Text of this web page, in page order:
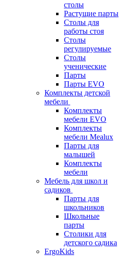
столы
Растущие парты
Столы для
работы стоя
Столы
регулируемые
Столы
ученические
Парты
Парты EVO
Комплекты детской
мебели
Комплекты
мебели EVO
Комплекты
мебели Mealux
Парты для
малышей
Комплекты
мебели
Мебель для школ и
садиков
Парты для
школьников
Школьные
парты
Столики для
детского садика
ErgoKids